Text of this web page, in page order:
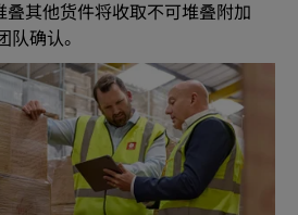
叠其他货件将收取不可堆叠附加
队确认。